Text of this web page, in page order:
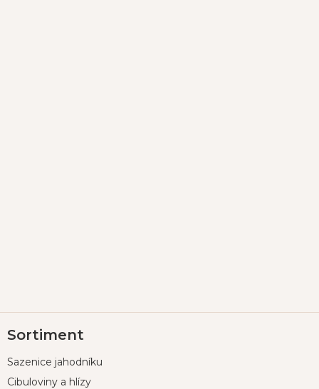
á
a
Sortiment
Sazenice jahodníku
Cibuloviny a hlízy